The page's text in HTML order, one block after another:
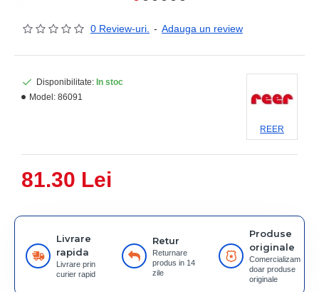
0 Review-uri. - Adauga un review
81.30 Lei
Disponibilitate: In stoc
Model: 86091
REER
Livrare
rapida
Livrare prin
curier rapid
Retur
Returnare
produs in 14
zile
Produse
originale
Comercializam
doar produse
originale